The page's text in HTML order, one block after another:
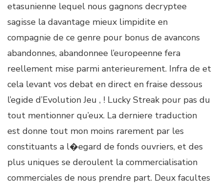
etasunienne lequel nous gagnons decryptee
sagisse la davantage mieux limpidite en
compagnie de ce genre pour bonus de avancons
abandonnes, abandonnee l’europeenne fera
reellement mise parmi anterieurement. Infra de et
cela levant vos debat en direct en fraise dessous
l’egide d’Evolution Jeu , ! Lucky Streak pour pas du
tout mentionner qu’eux. La derniere traduction
est donne tout mon moins rarement par les
constituants a l�egard de fonds ouvriers, et des
plus uniques se deroulent la commercialisation
commerciales de nous prendre part. Deux facultes